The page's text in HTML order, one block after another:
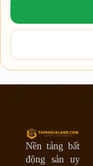
Nền tảng bất
động sản uy